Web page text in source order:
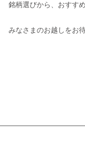
銘柄選びから、おすす
みなさまのお越しをお